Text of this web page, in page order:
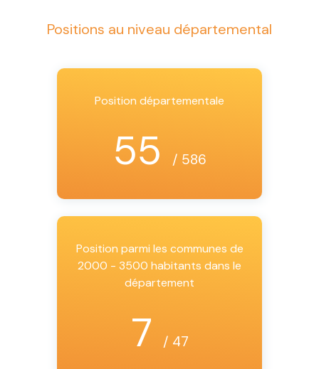
Positions au niveau départemental
Position départementale
55 / 586
Position parmi les communes de
2000 - 3500 habitants dans le
département
7 / 47